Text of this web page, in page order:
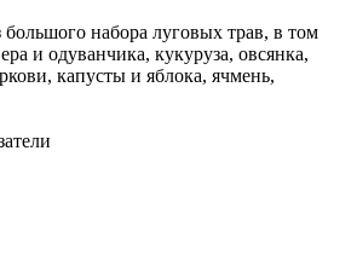
набора луговых трав, в том
и одуванчика, кукуруза, овсянка,
капусты и яблока, ячмень,